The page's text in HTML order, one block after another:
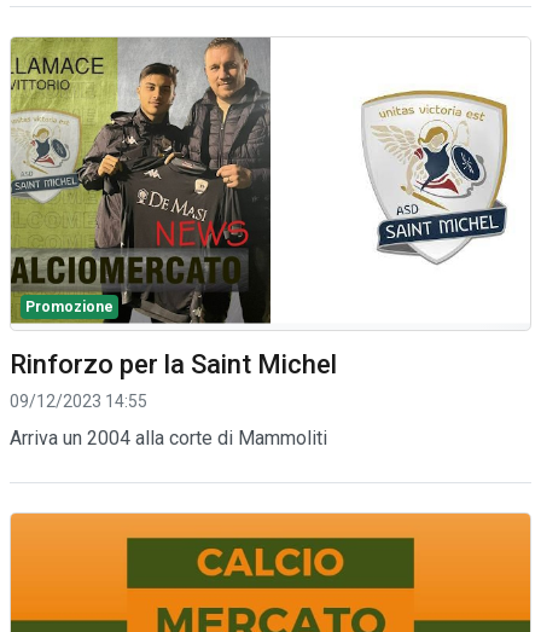
Promozione
Rinforzo per la Saint Michel
09/12/2023 14:55
Arriva un 2004 alla corte di Mammoliti